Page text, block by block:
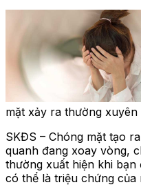
mặt xảy ra thường xuyên
SKĐS – Chóng mặt tạo
quanh đang xoay vòng,
thường xuất hiện khi
có thể là triệu chứng